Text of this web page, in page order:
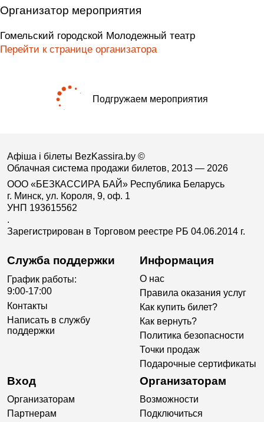
Организатор мероприятия
Гомельский городской Молодежный театр
Перейти к странице организатора
Подгружаем мероприятия
Афіша і білеты BezKassira.by ©
Облачная система продажи билетов, 2013 — 2026
ООО «БЕЗКАССИРА БАЙ» Республика Беларусь
г. Минск, ул. Короля, 9, оф. 1
УНП 193615562
.
Зарегистрирован в Торговом реестре РБ 04.06.2014 г.
Служба поддержки
График работы:
9:00-17:00
Контакты
Написать в службу
поддержки
Информация
О нас
Правила оказания услуг
Как купить билет?
Как вернуть?
Политика безопасности
Точки продаж
Подарочные сертификаты
Вход
Организаторам
Партнерам
Организаторам
Возможности
Подключиться